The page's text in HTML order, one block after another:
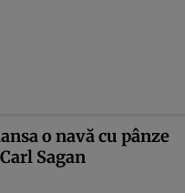
o navă cu pânze
Sagan